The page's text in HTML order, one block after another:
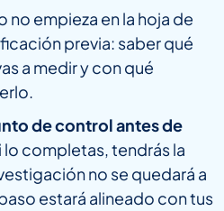
empieza en la hoja de
previa: saber qué
a medir y con qué
de control antes de
lo completas, tendrás la
no se quedará a
estará alineado con tus